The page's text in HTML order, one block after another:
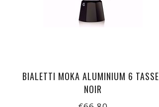
BIALETTI MOKA ALUMINIUM 6
NOIR